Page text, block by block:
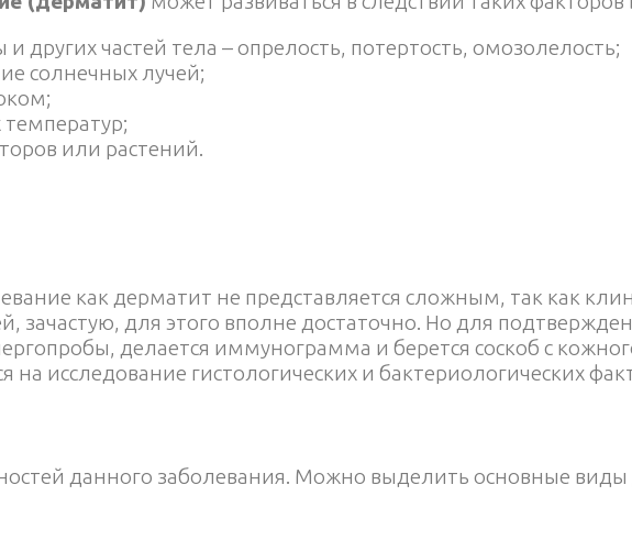
других частей тела – опрелость, потертость, омозолелость;
солнечных лучей;
или растений.
как дерматит не представляется сложным, так как
зачастую, для этого вполне достаточно. Но для
делается иммунограмма и берется соскоб с
исследование гистологических и бактериологических
данного заболевания. Можно выделить основные